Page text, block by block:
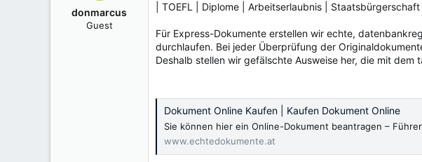
donmarcus
Guest
| TOEFL | Diplome | Arbeitserlaubnis |
Für Express-Dokumente erstellen wir echte,
durchlaufen. Bei jeder Überprüfung der
Deshalb stellen wir gefälschte Ausweise her, die mit
Dokument Online Kaufen | Kaufen Dokument Online
Sie können hier ein Online-Dokument beantragen –
www.echtedokumente.at